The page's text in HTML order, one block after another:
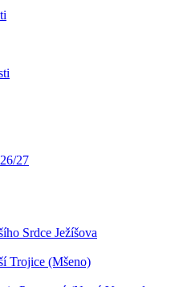
27
Srdce Ježíšova
Trojice (Mšeno)